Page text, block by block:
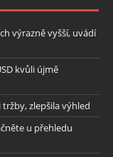
výrazně vyšší, uvádí
kvůli újmě
zlepšila výhled
u přehledu